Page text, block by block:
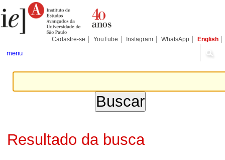
para
conteúdo.
Pessoais
Cadastre-se YouTube Instagram WhatsApp English
menu
Resultado da busca